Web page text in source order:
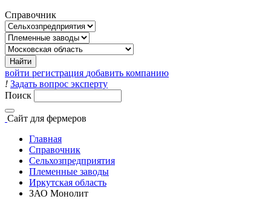
Справочник
войти регистрация добавить компанию
! Задать вопрос эксперту
Поиск
Сайт для фермеров
Главная
Справочник
Сельхозпредприятия
Племенные заводы
Иркутская область
ЗАО Монолит